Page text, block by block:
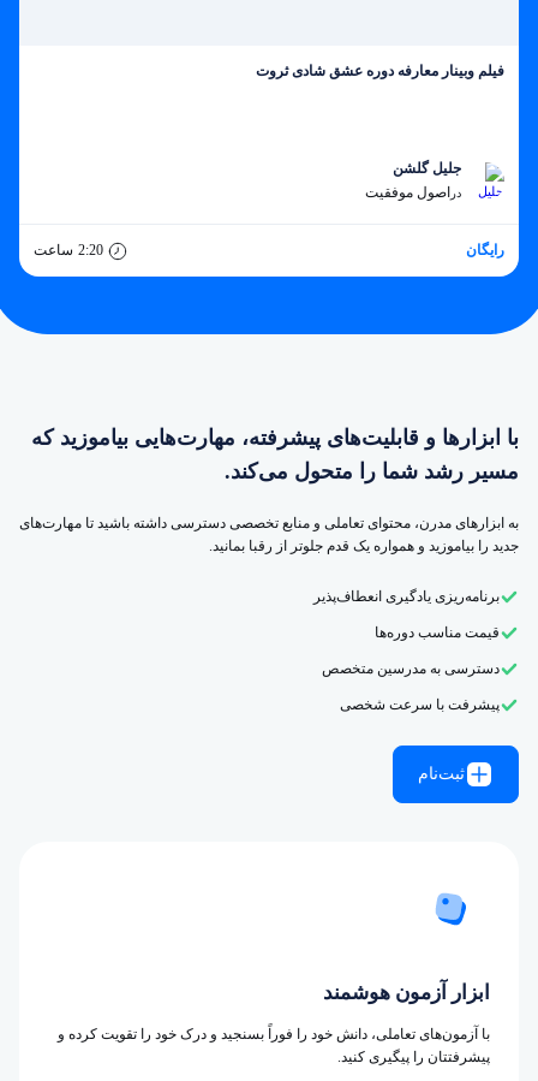
فیلم وبینار معارفه دوره عشق شادی ثروت
جلیل گلشن
در اصول موفقیت
رایگان 2:20 ساعت
با ابزارها و قابلیت‌های پیشرفته، مهارت‌هایی بیاموزید که
مسیر رشد شما را متحول می‌کند.
به ابزارهای مدرن، محتوای تعاملی و منابع تخصصی دسترسی داشته باشید تا مهارت‌های
جدید را بیاموزید و همواره یک قدم جلوتر از رقبا بمانید.
برنامه‌ریزی یادگیری انعطاف‌پذیر
قیمت مناسب دوره‌ها
دسترسی به مدرسین متخصص
پیشرفت با سرعت شخصی
ثبت‌نام
ابزار آزمون هوشمند
با آزمون‌های تعاملی، دانش خود را فوراً بسنجید و درک خود را تقویت کرده و
پیشرفتتان را پیگیری کنید.